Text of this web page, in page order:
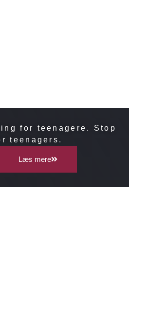
for teenagere. Stop
teenagers.
Læs mere